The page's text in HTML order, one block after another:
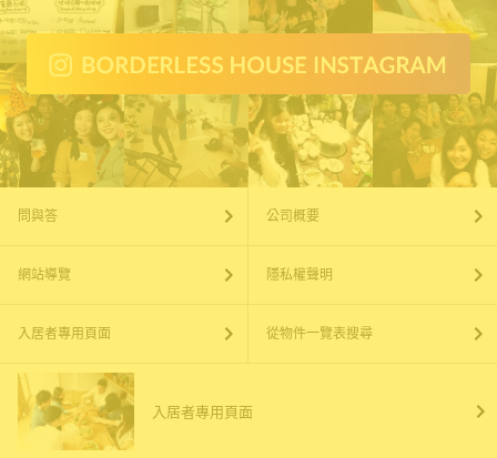
問與答 公司概要
網站導覽 隱私權聲明
入居者專用頁面 從物件一覽表搜尋
入居者專用頁面